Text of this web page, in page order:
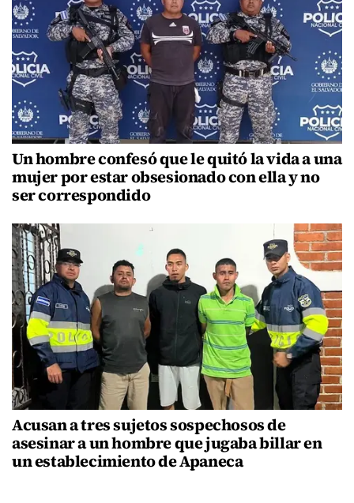
Un hombre confesó que le quitó la vida a una
mujer por estar obsesionado con ella y no
ser correspondido
Acusan a tres sujetos sospechosos de
asesinar a un hombre que jugaba billar en
un establecimiento de Apaneca